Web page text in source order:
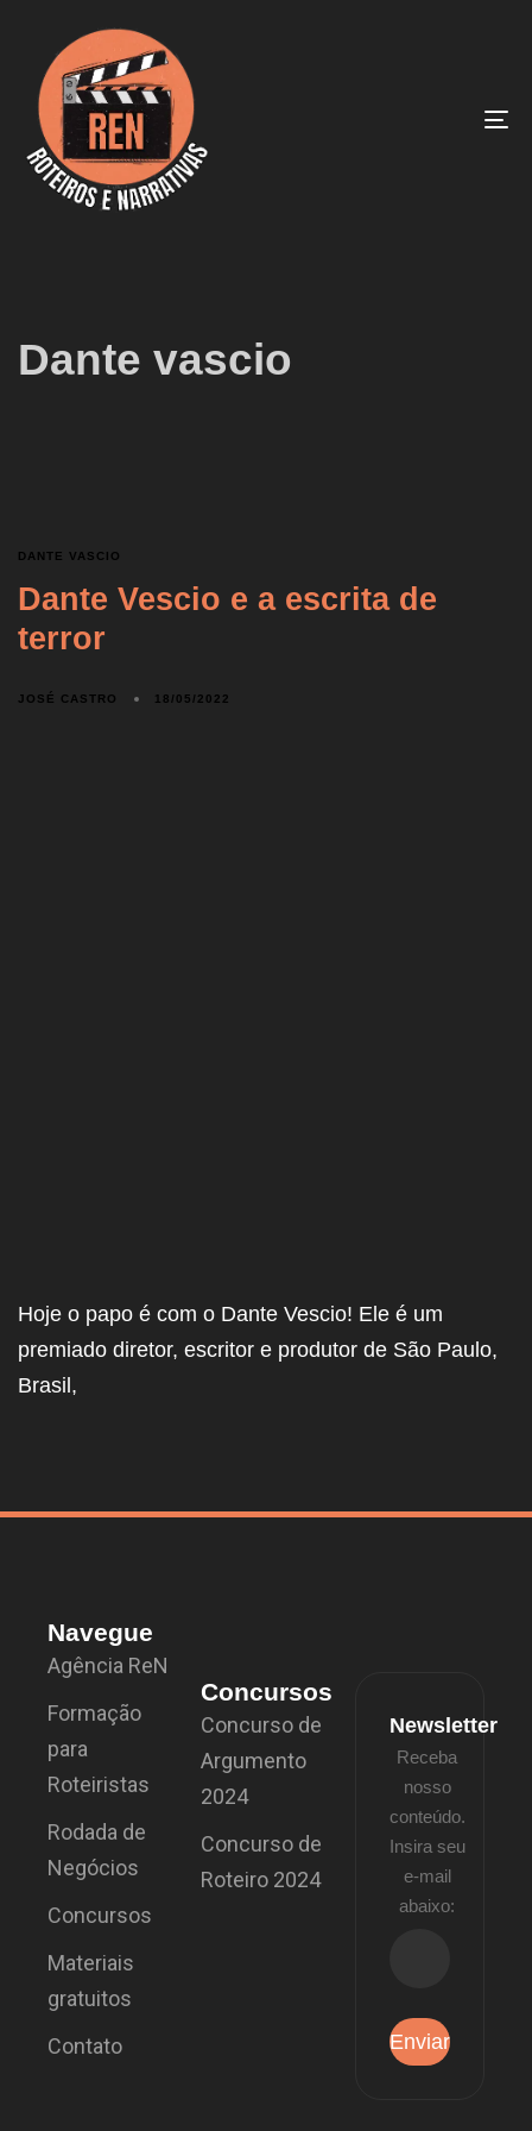
Dante vascio
DANTE VASCIO
Dante Vescio e a escrita de
terror
JOSÉ CASTRO 18/05/2022
Hoje o papo é com o Dante Vescio! Ele é um
premiado diretor, escritor e produtor de São Paulo,
Brasil,
Navegue
Agência ReN
Formação
para
Roteiristas
Rodada de
Negócios
Concursos
Materiais
gratuitos
Contato
Concursos
Concurso de
Argumento
2024
Concurso de
Roteiro 2024
Newsletter
Receba
nosso
conteúdo.
Insira seu
e-mail
abaixo: